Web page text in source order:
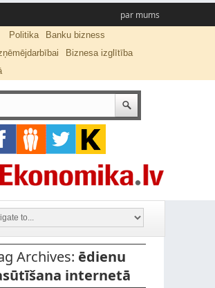
par mums
Politika
Banku bizness
Biznesa izglītība
Archives: ēdienu
internetā